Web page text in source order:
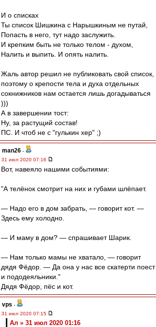
И о списках
Ты список Шишкина с Нарышкиным не путай,
Попасть в него, тут надо заслужить.
И крепким быть не только телом - духом,
Налить и выпить. И опять налить.
Жаль автор решил не публиковать свой список,
поэтому о крепости тела и духа отдельных
сокнижников нам остается лишь догадываться
)))
А в завершении тост:
Ну, за растущий состав!
ПС. И чтоб не с "гулькин хер" ;)
man26 -
31 июл 2020 07:16
Вот, навеяло нашими событиями:
"А телёнок смотрит на них и губами шлёпает.
— Надо его в дом забрать, — говорит кот. —
Здесь ему холодно.
— И маму в дом? — спрашивает Шарик.
— Нам только мамы не хватало, — говорит
дядя Фёдор. — Да она у нас все скатерти поест
и пододеяльники."
Дядя Фёдор, пёс и кот.
vps -
31 июл 2020 07:15
Ал » 31 июл 2020 01:16